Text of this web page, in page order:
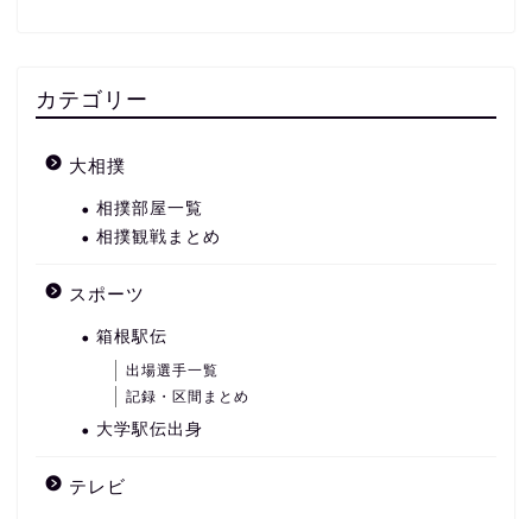
カテゴリー
大相撲
相撲部屋一覧
相撲観戦まとめ
スポーツ
箱根駅伝
出場選手一覧
記録・区間まとめ
大学駅伝出身
テレビ